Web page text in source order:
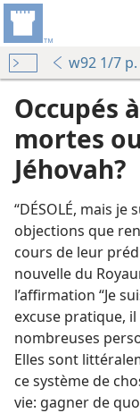
w92 1/7
Occupés
mortes
Jéhovah?
“DÉSOLÉ, mais je
objections que
cours de leur
nouvelle du
l’affirmation “Je
excuse pratique,
nombreuses
Elles sont
ce système de
vie: gagner de